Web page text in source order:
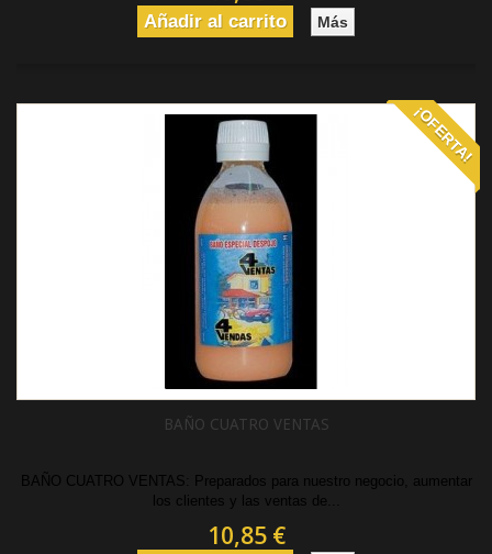
Añadir al carrito Más
¡OFERTA!
BAÑO CUATRO VENTAS
BAÑO CUATRO VENTAS: Preparados para nuestro negocio, aumentar
los clientes y las ventas de...
10,85 €